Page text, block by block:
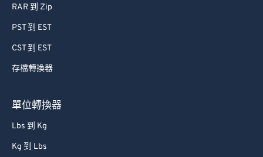
RAR 到 Zip
PST 到 EST
CST 到 EST
存檔轉換器
單位轉換器
Lbs 到 Kg
Kg 到 Lbs